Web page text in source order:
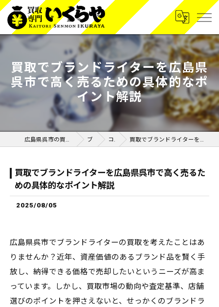
買取でブランドライターを広島県
呉市で高く売るための具体的なポ
イント解説
広島県呉市の買取なら買取専門いくらや呉広店 ブログ コラム 買取でブランドライターを広島県呉市で高く売るための具体的なポイント解説
買取でブランドライターを広島県呉市で高く売るた
めの具体的なポイント解説
2025/08/05
広島県呉市でブランドライターの買取を考えたことはあ
りませんか？近年、資産価値のあるブランド品を賢く手
放し、納得できる価格で売却したいというニーズが高ま
っています。しかし、買取市場の動向や査定基準、店舗
選びのポイントを押さえないと、せっかくのブランドラ